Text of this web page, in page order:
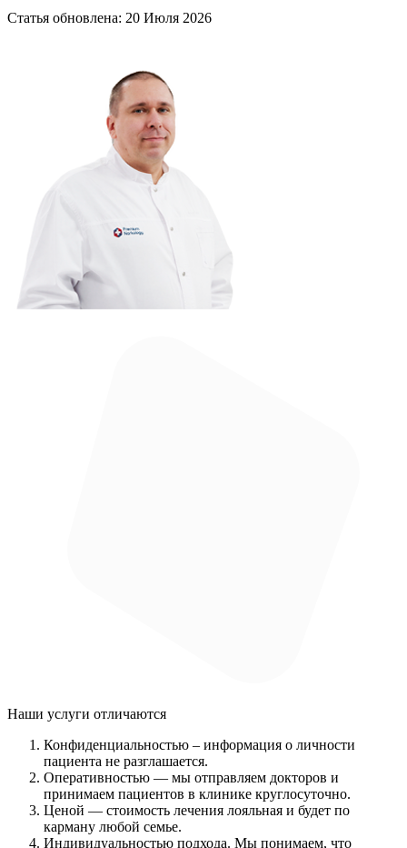
Статья обновлена: 20 Июля 2026
Наши услуги отличаются
Конфиденциальностью – информация о личности
пациента не разглашается.
Оперативностью — мы отправляем докторов и
принимаем пациентов в клинике круглосуточно.
Ценой — стоимость лечения лояльная и будет по
карману любой семье.
Индивидуальностью подхода. Мы понимаем, что